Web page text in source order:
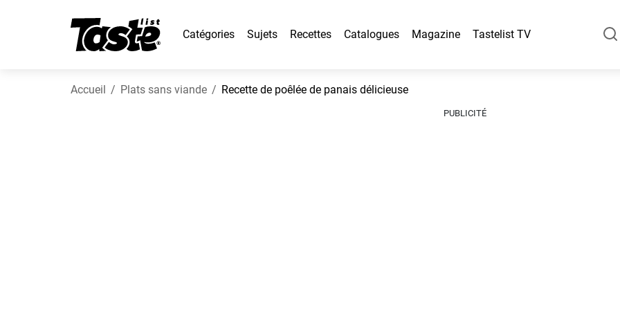
Catégories Sujets Recettes Catalogues Magazine Tastelist TV
Accueil Plats sans viande Recette de poêlée de panais délicieuse
PUBLICITÉ